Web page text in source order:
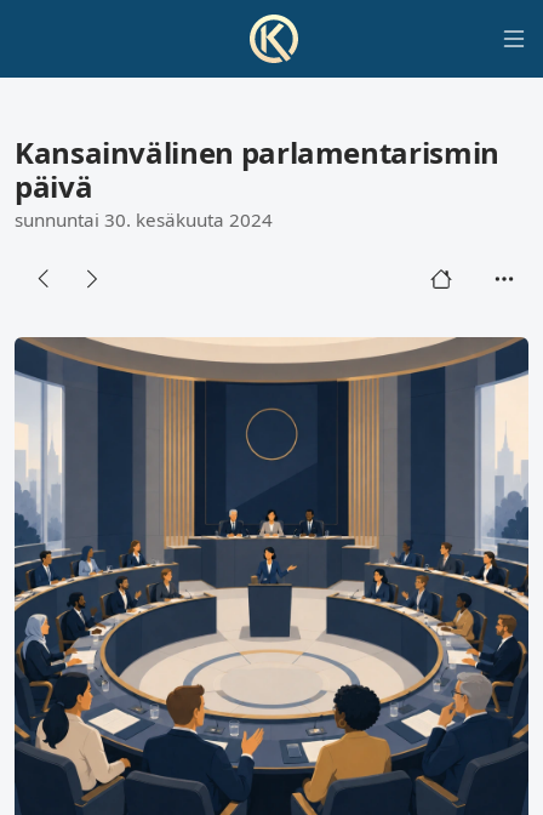
Kansainvälinen parlamentarismin
päivä
sunnuntai 30. kesäkuuta 2024